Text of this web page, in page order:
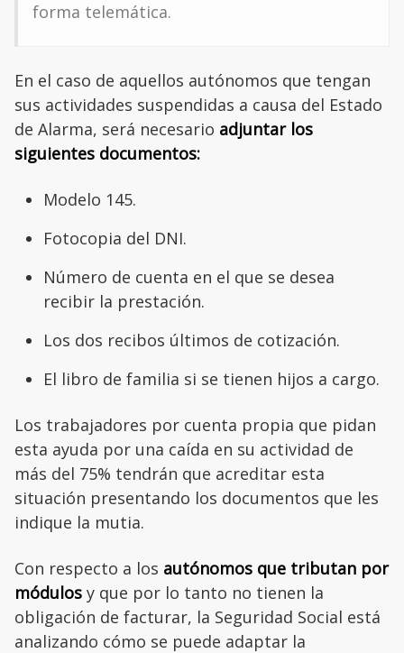
forma telemática.
En el caso de aquellos autónomos que tengan
sus actividades suspendidas a causa del Estado
de Alarma, será necesario adjuntar los
siguientes documentos:
Modelo 145.
Fotocopia del DNI.
Número de cuenta en el que se desea
recibir la prestación.
Los dos recibos últimos de cotización.
El libro de familia si se tienen hijos a cargo.
Los trabajadores por cuenta propia que pidan
esta ayuda por una caída en su actividad de
más del 75% tendrán que acreditar esta
situación presentando los documentos que les
indique la mutia.
Con respecto a los autónomos que tributan por
módulos y que por lo tanto no tienen la
obligación de facturar, la Seguridad Social está
analizando cómo se puede adaptar la